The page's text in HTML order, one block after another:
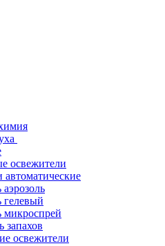
освежители
гелевый
микроспрей
запахов
освежители